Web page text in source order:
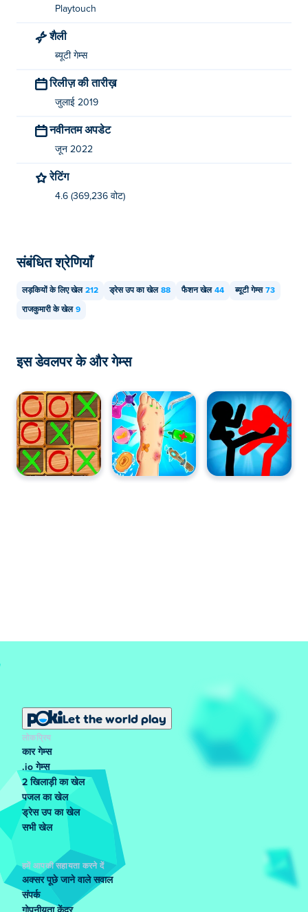
Playtouch
शैली
ब्यूटी गेम्स
रिलीज़ की तारीख़
जुलाई 2019
नवीनतम अपडेट
जून 2022
रेटिंग
4.6 (369,236 वोट)
संबंधित श्रेणियाँ
लड़कियों के लिए खेल 212 ड्रेस उप का खेल 88 फैशन खेल 44 ब्यूटी गेम्स 73
राजकुमारी के खेल 9
इस डेवलपर के और गेम्स
Let the world play
लोकप्रिय
कार गेम्स
.io गेम्स
2 खिलाड़ी का खेल
पजल का खेल
ड्रेस उप का खेल
सभी खेल
हमें आपकी सहायता करने दें
अक्सर पूछे जाने वाले सवाल
संपर्क